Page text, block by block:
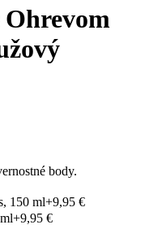
body.
150 ml+9,95 €
+9,95 €